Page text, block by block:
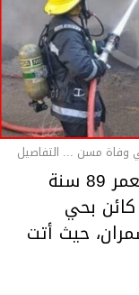
وفاة مسن ... التفاصيل
توفي يوم أمس مسن يبلغ من العمر 89 سنة
كائن بحي
حيث أتت